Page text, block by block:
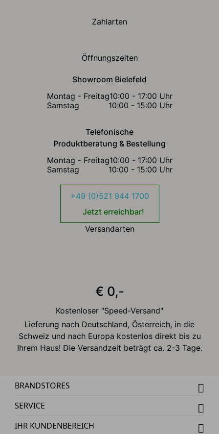
Zahlarten
Öffnungszeiten
Showroom Bielefeld
Montag - Freitag10:00 - 17:00 Uhr
Samstag
10:00 - 15:00 Uhr
Telefonische
Produktberatung & Bestellung
Montag - Freitag10:00 - 17:00 Uhr
Samstag
10:00 - 15:00 Uhr
+49 (0)521 944 1700
Jetzt erreichbar!
Versandarten
€ 0,-
Kostenloser "Speed-Versand"
Lieferung nach Deutschland, Österreich, in die
Schweiz und nach Europa kostenlos direkt bis zu
Ihrem Haus! Die Versandzeit beträgt ca. 2-3 Tage.
BRANDSTORES
SERVICE
IHR KUNDENBEREICH